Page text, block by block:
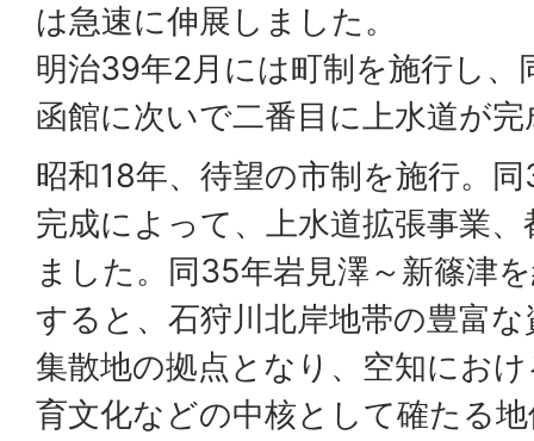
は急速に伸展しました。
明治39年2月には町制を施行し、
函館に次いで二番目に上水道が
昭和18年、待望の市制を施行。
完成によって、上水道拡張事業
ました。同35年岩見澤～新篠津
すると、石狩川北岸地帯の豊富
集散地の拠点となり、空知にお
育文化などの中核として確たる